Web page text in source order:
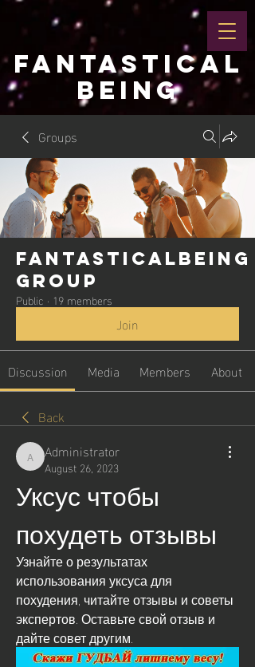
FANTASTICAL
BEING
Groups
Fantasticalbeing
Group
Public · 19 members
Join
Discussion Media Members
About
Back
Administrator
Administrator
August 26, 2023
Уксус чтобы
похудеть отзывы
Узнайте о результатах
использования уксуса для
похудения, читайте отзывы и советы
экспертов. Оставьте свой отзыв и
дайте совет другим.